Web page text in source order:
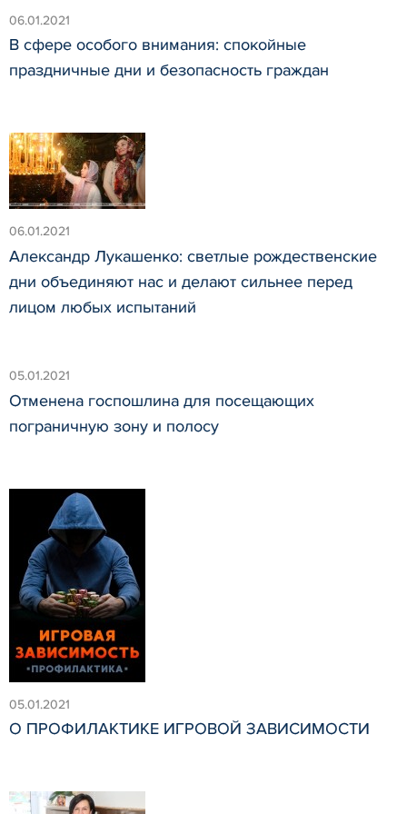
06.01.2021
В сфере особого внимания: спокойные
праздничные дни и безопасность граждан
06.01.2021
Александр Лукашенко: светлые рождественские
дни объединяют нас и делают сильнее перед
лицом любых испытаний
05.01.2021
Отменена госпошлина для посещающих
пограничную зону и полосу
05.01.2021
О ПРОФИЛАКТИКЕ ИГРОВОЙ ЗАВИСИМОСТИ